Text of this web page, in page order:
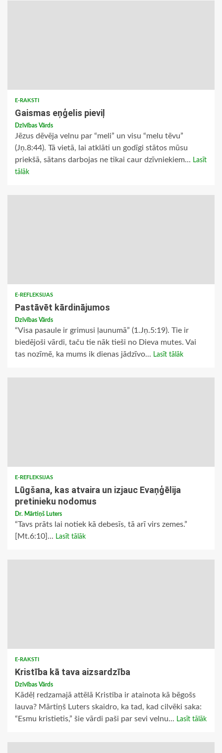
E-RAKSTI
Gaismas eņģelis pieviļ
Dzīvības Vārds
Jēzus dēvēja velnu par “meli” un visu “melu tēvu”
(Jņ.8:44). Tā vietā, lai atklāti un godīgi stātos mūsu
priekšā, sātans darbojas ne tikai caur dzīvniekiem... Lasīt
tālāk
E-REFLEKSIJAS
Pastāvēt kārdinājumos
Dzīvības Vārds
“Visa pasaule ir grimusi ļaunumā” (1.Jņ.5:19). Tie ir
biedējoši vārdi, taču tie nāk tieši no Dieva mutes. Vai
tas nozīmē, ka mums ik dienas jādzīvo... Lasīt tālāk
E-REFLEKSIJAS
Lūgšana, kas atvaira un izjauc Evaņģēlija
pretinieku nodomus
Dr. Mārtiņš Luters
“Tavs prāts lai notiek kā debesīs, tā arī virs zemes.”
[Mt.6:10]... Lasīt tālāk
E-RAKSTI
Kristība kā tava aizsardzība
Dzīvības Vārds
Kādēļ redzamajā attēlā Kristība ir atainota kā bēgošs
lauva? Mārtiņš Luters skaidro, ka tad, kad cilvēki saka:
“Esmu kristietis,” šie vārdi paši par sevi velnu... Lasīt tālāk